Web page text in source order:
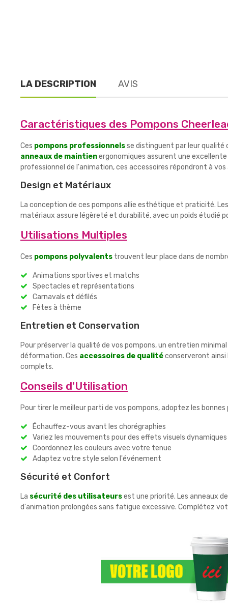
LA DESCRIPTION AVIS
Caractéristiques des Pompons
Ces pompons professionnelsse distinguent par leur
anneaux de maintienergonomiques assurent une
professionnel de l'animation, ces accessoires répondront à
Design et Matériaux
La conception de ces pompons allie esthétique et praticité.
matériaux assure légèreté et durabilité, avec un poids étudié
Utilisations Multiples
Ces pompons polyvalents trouvent leur place dans de
Animations sportives et matchs
Spectacles et représentations
Carnavals et défilés
Fêtes à thème
Entretien et Conservation
Pour préserver la qualité de vos pompons, un entretien
déformation. Ces accessoires de qualitéconserveront ainsi
complets.
Conseils d'Utilisation
Pour tirer le meilleur parti de vos pompons, adoptez les bonnes
Échauffez-vous avant les chorégraphies
Variez les mouvements pour des effets visuels dynamiques
Coordonnez les couleurs avec votre tenue
Adaptez votre style selon l'événement
Sécurité et Confort
La sécurité des utilisateursest une priorité. Les anneaux
d'animation prolongées sans fatigue excessive. Complétez